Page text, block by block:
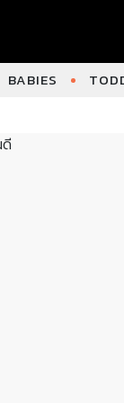
BABIES